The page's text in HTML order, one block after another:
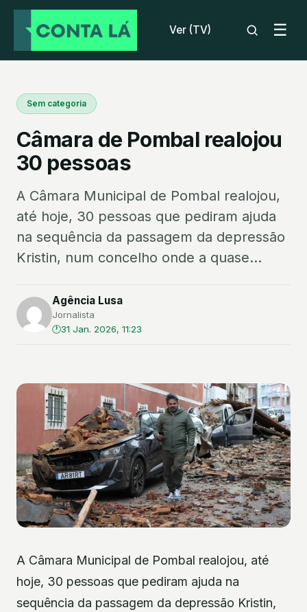
Ver (TV) ☰
Sem categoria
Câmara de Pombal realojou
30 pessoas
A Câmara Municipal de Pombal realojou,
até hoje, 30 pessoas que pediram ajuda
na sequência da passagem da depressão
Kristin, num concelho onde a quase...
Agência Lusa
Jornalista
31 Jan. 2026, 11:23
A Câmara Municipal de Pombal realojou, até
hoje, 30 pessoas que pediram ajuda na
sequência da passagem da depressão Kristin,